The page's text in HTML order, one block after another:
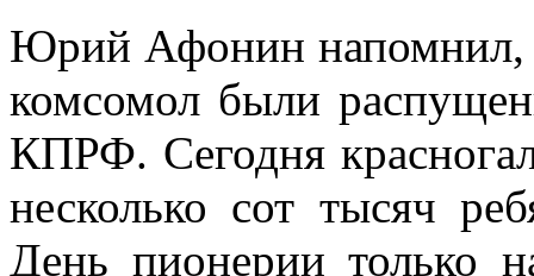
Юрий Афонин напомнил,
комсомол были
КПРФ. Сегодня
несколько сот тысяч
День пионерии только